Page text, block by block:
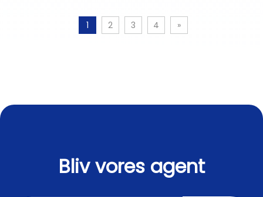
1 2 3 4 »
Bliv vores agent